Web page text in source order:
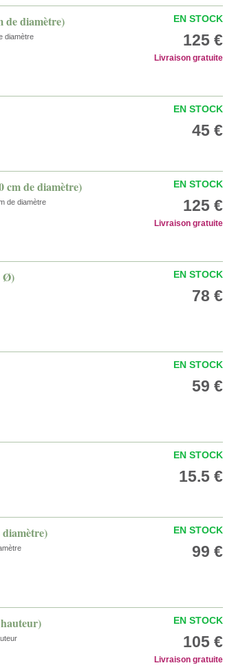
de diamètre)
diamètre
EN STOCK
125 €
Livraison gratuite
EN STOCK
45 €
cm de diamètre)
de diamètre
EN STOCK
125 €
Livraison gratuite
Ø) EN STOCK
78 €
EN STOCK
59 €
EN STOCK
15.5 €
diamètre) EN STOCK
99 €
EN STOCK
105 €
Livraison gratuite